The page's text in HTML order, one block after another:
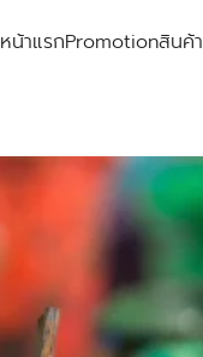
หน้าแรกPromotionสินค้า